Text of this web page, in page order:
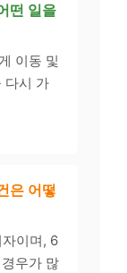
떤 일을
이동 및
다시 가
은 어떻
이며, 6
우가 많